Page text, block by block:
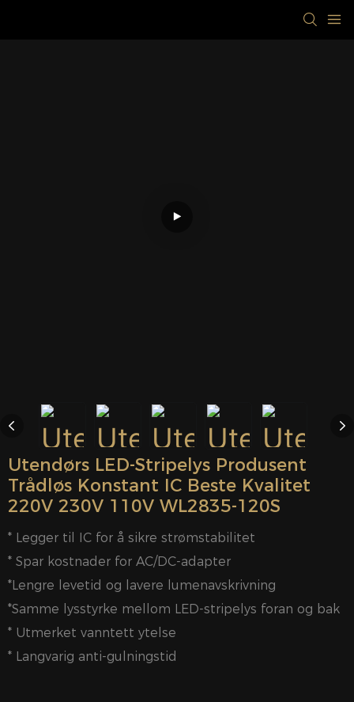
Utendørs LED-Stripelys Produsent
Trådløs Konstant IC Beste Kvalitet
220V 230V 110V WL2835-120S
* Legger til IC for å sikre strømstabilitet
* Spar kostnader for AC/DC-adapter
*Lengre levetid og lavere lumenavskrivning
*Samme lysstyrke mellom LED-stripelys foran og bak
* Utmerket vanntett ytelse
* Langvarig anti-gulningstid